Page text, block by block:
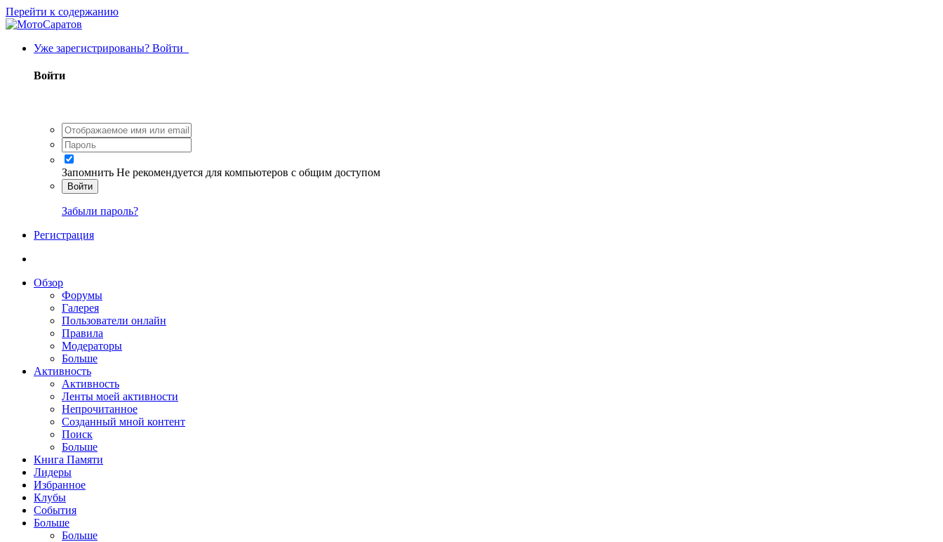
Перейти к содержанию
Уже зарегистрированы? Войти
Войти
Запомнить Не рекомендуется для компьютеров с общим доступом
Войти
Забыли пароль?
Регистрация
Обзор
Форумы
Галерея
Пользователи онлайн
Правила
Модераторы
Больше
Активность
Активность
Ленты моей активности
Непрочитанное
Созданный мной контент
Поиск
Больше
Книга Памяти
Лидеры
Избранное
Клубы
События
Больше
Больше